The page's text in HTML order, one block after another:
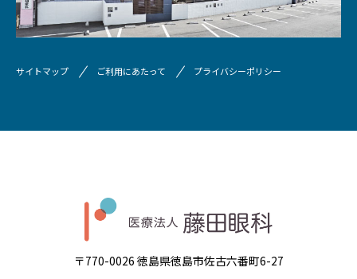
サイトマップ ご利用にあたって プライバシーポリシー
〒770-0026 徳島県徳島市佐古六番町6-27